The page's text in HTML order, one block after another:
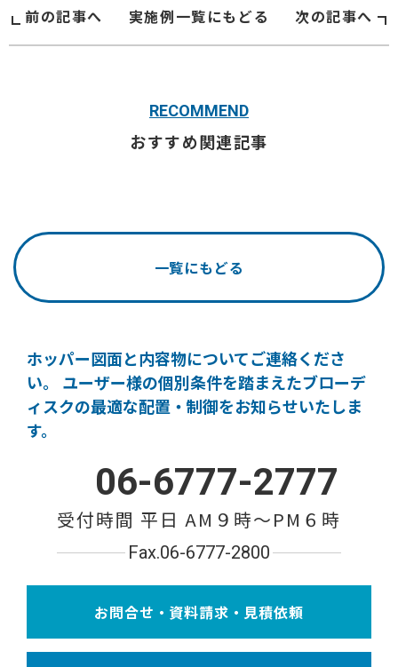
前の記事へ 実施例一覧にもどる 次の記事へ
RECOMMEND
おすすめ関連記事
一覧にもどる
ホッパー図面と内容物についてご連絡くださ
い。
ユーザー様の個別条件を踏まえたブローデ
ィスクの最適な配置・制御をお知らせいたしま
す。
06-6777-2777
受付時間 平日 AM９時〜PM６時
Fax.06-6777-2800
お問合せ・資料請求・見積依頼